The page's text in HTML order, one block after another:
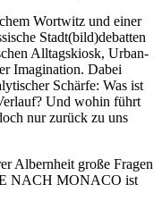
Wortwitz und einer
Stadt(bild)debatten
Alltagskiosk, Urban-
Imagination. Dabei
Schärfe: Was ist
Und wohin führt
nur zurück zu uns
Albernheit große Fragen
NACH MONACO ist